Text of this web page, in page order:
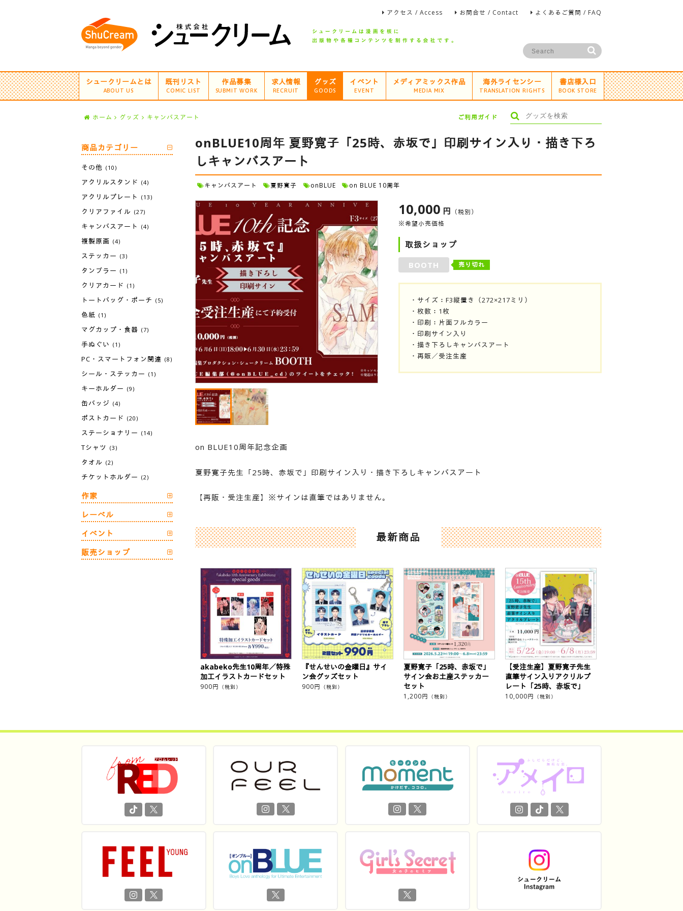
アクセス / Access お問合せ / Contact よくあるご質問 / FAQ
シュークリームとは
ABOUT US
既刊リスト
COMIC LIST
作品募集
SUBMIT WORK
求人情報
RECRUIT
グッズ
GOODS
イベント
EVENT
メディアミックス作品
MEDIA MIX
海外ライセンシー
TRANSLATION RIGHTS
書店様入口
BOOK STORE
ホーム グッズ キャンバスアート ご利用ガイド
onBLUE10周年 夏野寛子「25時、赤坂で」印刷サイン入り・描き下ろ
しキャンバスアート
キャンバスアート 夏野寛子 onBLUE on BLUE 10周年
10,000 円 （税別）
※希望小売価格
取扱ショップ
BOOTH 売り切れ
・サイズ：F3縦置き（272×217ミリ）
・枚数：1枚
・印刷：片面フルカラー
・印刷サイン入り
・描き下ろしキャンバスアート
・再販／受注生産
on BLUE10周年記念企画
夏野寛子先生「25時、赤坂で」印刷サイン入り・描き下ろしキャンバスアート
【再販・受注生産】※サインは直筆ではありません。
最新商品
akabeko先生10周年／特殊
加工イラストカードセット
900円 （税別）
『せんせいの金曜日』サイ
ン会グッズセット
900円 （税別）
夏野寛子「25時、赤坂で」
サイン会お土産ステッカー
セット
1,200円 （税別）
【受注生産】夏野寛子先生
直筆サイン入りアクリルプ
レート「25時、赤坂で」
10,000円 （税別）
商品カテゴリー
その他 (10)
アクリルスタンド (4)
アクリルプレート (13)
クリアファイル (27)
キャンバスアート (4)
複製原画 (4)
ステッカー (3)
タンブラー (1)
クリアカード (1)
トートバッグ・ポーチ (5)
色紙 (1)
マグカップ・食器 (7)
手ぬぐい (1)
PC・スマートフォン関連 (8)
シール・ステッカー (1)
キーホルダー (9)
缶バッジ (4)
ポストカード (20)
ステーショナリー (14)
Tシャツ (3)
タオル (2)
チケットホルダー (2)
作家
レーベル
イベント
販売ショップ